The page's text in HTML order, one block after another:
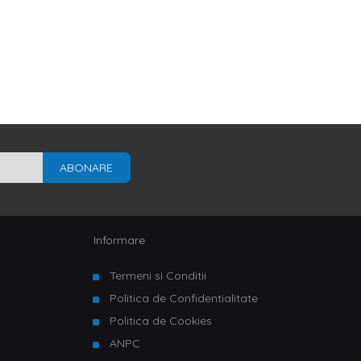
ABONARE
Informare
Termeni si Conditii
Politica de Confidentialitate
Politica de Cookies
ANPC